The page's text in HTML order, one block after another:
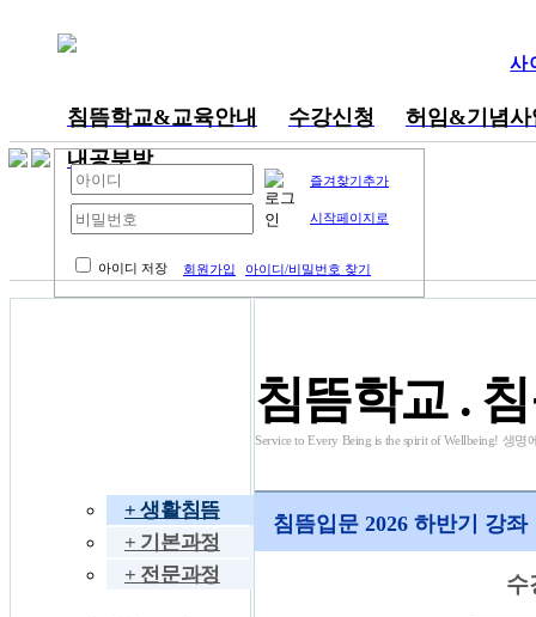
사
침뜸학교&교육안내 수강신청
허임&기념사
내공부방
즐겨찾기추가
시작페이지로
아이디 저장 회원가입 아이디/비밀번호 찾기
+ 생활침뜸
+ 기본과정
+ 전문과정
침뜸학교 .
Service to Every Being is the spirit of Wellbeing! 생
침뜸입문 2026 하반기 강좌
수